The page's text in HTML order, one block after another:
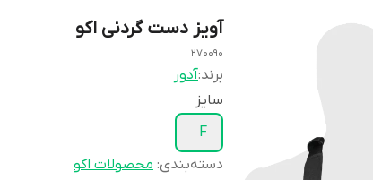
آویز دست گردنی اکو
270090
برند:آدور
سایز
F
دسته‌بندی: محصولات اکو